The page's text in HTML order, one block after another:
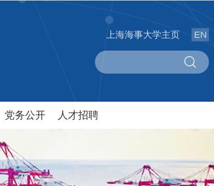
上海海事大学主页 EN
党务公开 人才招聘